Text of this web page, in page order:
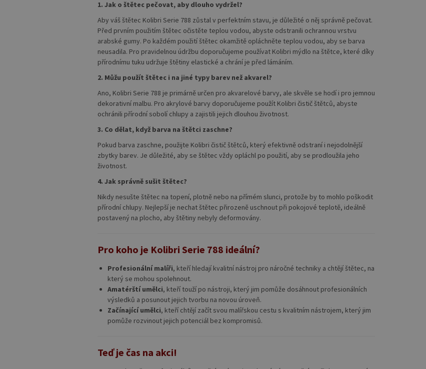
1. Jak o štětec pečovat, aby dlouho vydržel?
Aby váš štětec Kolibri Serie 788 zůstal v perfektním stavu, je důležité o něj správně pečovat.
Před prvním použitím štětec očistěte teplou vodou, abyste odstranili ochrannou vrstvu
arabské gumy. Po každém použití štětec okamžitě opláchněte teplou vodou, aby se barva
neusadila. Pro pravidelnou údržbu doporučujeme používat Kolibri mýdlo na štětce, které díky
přírodnímu tuku udržuje štětiny elastické a chrání je před lámáním.
2. Můžu použít štětec i na jiné typy barev než akvarel?
Ano, Kolibri Serie 788 je primárně určen pro akvarelové barvy, ale skvěle se hodí i pro jemnou
dekorativní malbu. Pro akrylové barvy doporučujeme použít Kolibri čistič štětců, abyste
ochránili přírodní sobolí chlupy a zajistili jejich dlouhou životnost.
3. Co dělat, když barva na štětci zaschne?
Pokud barva zaschne, použijte Kolibri čistič štětců, který efektivně odstraní i nejodolnější
zbytky barev. Je důležité, aby se štětec vždy opláchl po použití, aby se prodloužila jeho
životnost.
4. Jak správně sušit štětec?
Nikdy nesušte štětec na topení, plotně nebo na přímém slunci, protože by to mohlo poškodit
přírodní chlupy. Nejlepší je nechat štětec přirozeně uschnout při pokojové teplotě, ideálně
postavený na plocho, aby štětiny nebyly deformovány.
Pro koho je Kolibri Serie 788 ideální?
Profesionální malíři, kteří hledají kvalitní nástroj pro náročné techniky a chtějí štětec, na
který se mohou spolehnout.
Amatérští umělci, kteří touží po nástroji, který jim pomůže dosáhnout profesionálních
výsledků a posunout jejich tvorbu na novou úroveň.
Začínající umělci, kteří chtějí začít svou malířskou cestu s kvalitním nástrojem, který jim
pomůže rozvinout jejich potenciál bez kompromisů.
Teď je čas na akci!